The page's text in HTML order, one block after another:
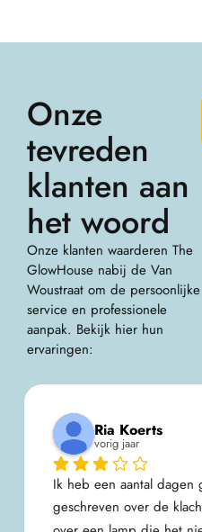
Onze
tevreden
klanten aan
het woord
Onze klanten waarderen The
GlowHouse nabij de Van
Woustraat om de persoonlijke
service en professionele
aanpak. Bekijk hier hun
ervaringen:
Solange de Goeij
vorig jaar
Geen tot slechte service,
de aanbiedingen zijn